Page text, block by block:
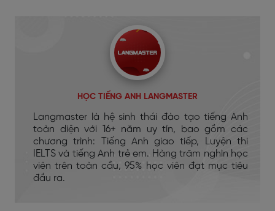
HỌC TIẾNG ANH LANGMASTER
Langmaster là hệ sinh thái đào tạo tiếng Anh
toàn diện với 16+ năm uy tín, bao gồm các
chương trình: Tiếng Anh giao tiếp, Luyện thi
IELTS và tiếng Anh trẻ em. Hàng trăm nghìn học
viên trên toàn cầu, 95% học viên đạt mục tiêu
đầu ra.